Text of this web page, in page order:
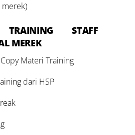
STAFF
MEREK
Materi Training
dari HSP